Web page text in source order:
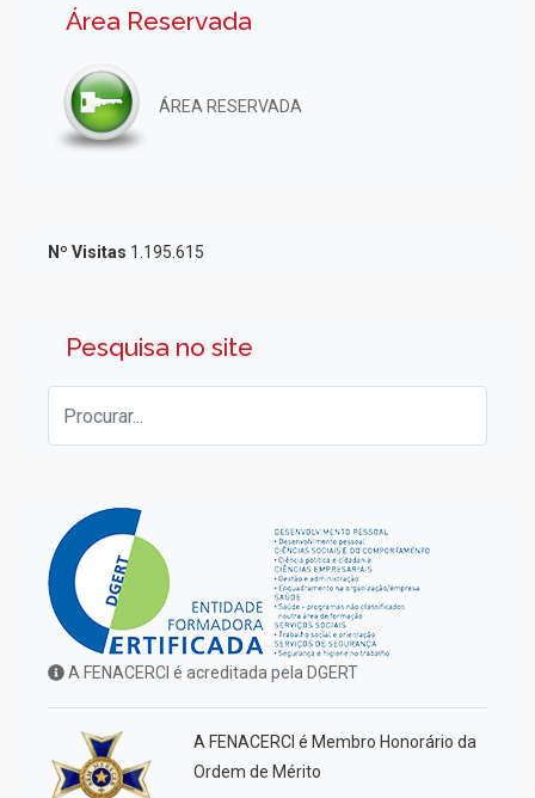
Área Reservada
ÁREA RESERVADA
Nº Visitas 1.195.615
Pesquisa no site
A FENACERCI é acreditada pela DGERT
A FENACERCI é Membro Honorário da
Ordem de Mérito